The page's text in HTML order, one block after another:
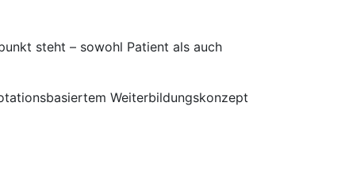
steht – sowohl Patient als auch
Weiterbildungskonzept